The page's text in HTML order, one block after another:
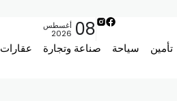
تأمين سياحة صناعة وتجارة عقارات
08 أغسطس
2026